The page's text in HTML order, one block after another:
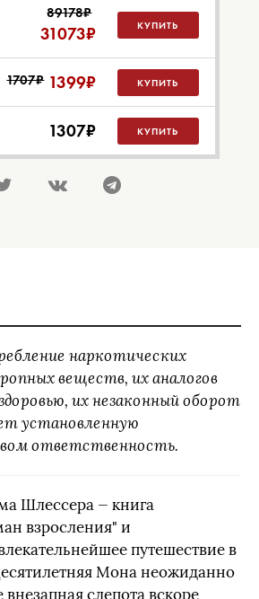
89178₽
31073₽ КУПИТЬ
1707₽ 1399₽ КУПИТЬ
1307₽ КУПИТЬ
наркотических
веществ, их аналогов
их незаконный оборот
установленную
ответственность.
Шлессера — книга
взросления" и
путешествие в
Мона неожиданно
внезапная слепота вскоре